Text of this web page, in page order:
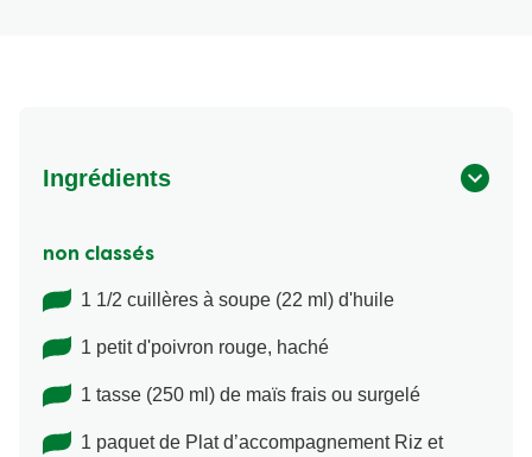
Ingrédients
non classés
1 1/2 cuillères à soupe (22 ml) d'huile
1 petit d'poivron rouge, haché
1 tasse (250 ml) de maïs frais ou surgelé
1 paquet de Plat d’accompagnement Riz et